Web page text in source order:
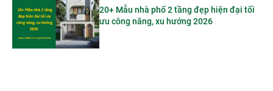
20+ Mẫu nhà phố 2 tầng đẹp hiện đại tối
ưu công năng, xu hướng 2026